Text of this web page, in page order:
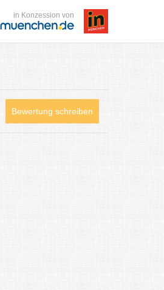
in Konzession von
Bewertung schreiben